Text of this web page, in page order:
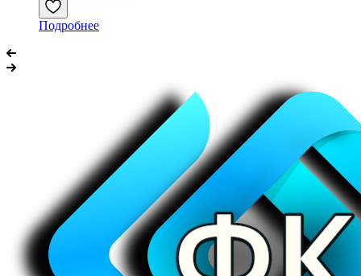
Подробнее